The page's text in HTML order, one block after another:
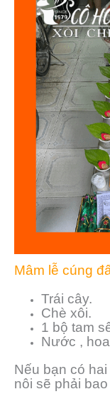
Mâm lễ cúng
Trái cây.
Chè xôi.
1 bộ tam
Nước ,
Nếu bạn có
nôi sẽ phải